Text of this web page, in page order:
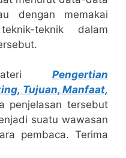
dengan memakai
teknik dalam
materi Pengertian
Tujuan, Manfaat,
penjelasan tersebut
suatu wawasan
pembaca. Terima